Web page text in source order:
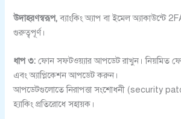
উদাহরণস্বরূপ, ব্যাংকিং অ্যাপ বা ইমেল অ্যাকাউন্টে
গুরুত্বপূর্ণ।
ধাপ ৩: ফোন সফটওয়্যার আপডেট রাখুন। নিয়মিত
এবং অ্যাপ্লিকেশন আপডেট করুন।
আপডেটগুলোতে নিরাপত্তা সংশোধনী (security
হ্যাকিং প্রতিরোধে সহায়ক।